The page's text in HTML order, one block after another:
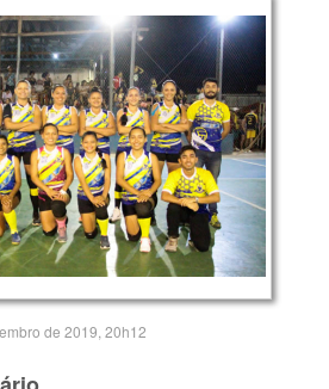
de 2019, 20h12